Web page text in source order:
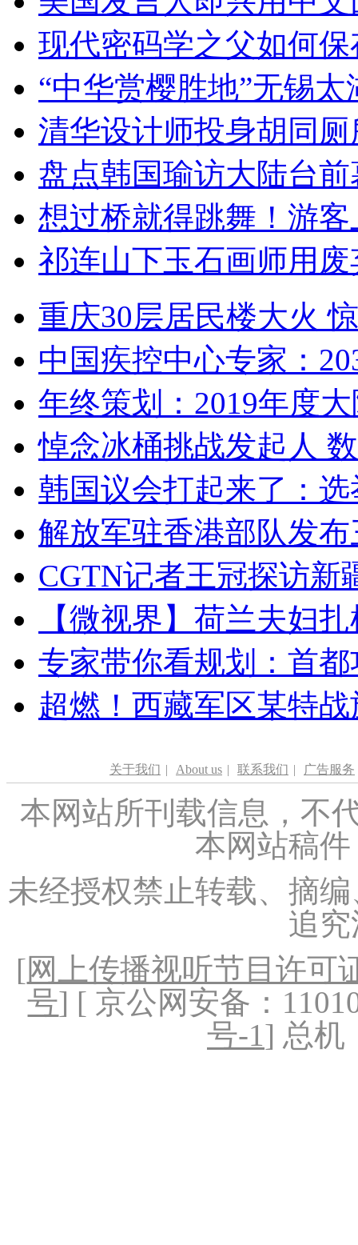
现代密码学之父如何
“中华赏樱胜地”无锡
清华设计师投身胡同
盘点韩国瑜访大陆台
想过桥就得跳舞！游客
祁连山下玉石画师用
重庆30层居民楼大火
中国疾控中心专家：
年终策划：2019年度
悼念冰桶挑战发起人
韩国议会打起来了：
解放军驻香港部队发
CGTN记者王冠探访新
【微视界】荷兰夫妇
专家带你看规划：首
超燃！西藏军区某特
关于我们 | About us | 联系我们 | 广告服务
本网站所刊载信息，不
本网站稿
未经授权禁止转载、摘
追
[网上传播视听节目许可
号] [ 京公网安备：
号-1] 总机